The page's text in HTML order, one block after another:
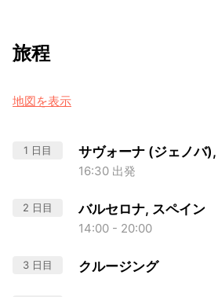
旅程
地図を表示
1 日目 サヴォーナ (ジェノバ
16:30 出発
2 日目 バルセロナ, スペイン
14:00 - 20:00
3 日目 クルージング